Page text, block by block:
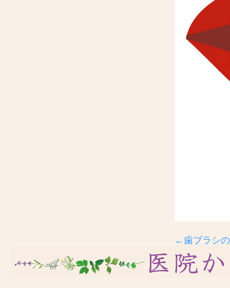
←歯ブラシ